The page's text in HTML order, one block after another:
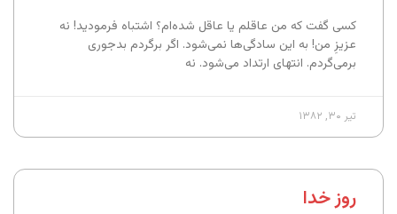
کسی گفت که من عاقلم یا عاقل شده‌ام؟ اشتباه فرمودید! نه
عزیزِ من! به این سادگی‌ها نمی‌شود. اگر برگردم بدجوری
برمی‌گردم. انتهای ارتداد می‌شود. نه
تیر ۳۰, ۱۳۸۲
روز خدا